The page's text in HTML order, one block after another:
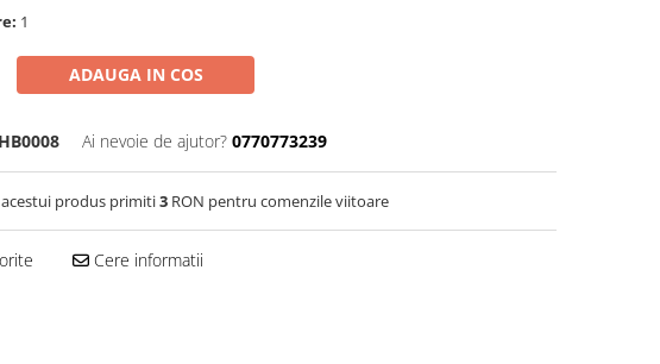
1
ADAUGA IN COS
Ai nevoie de ajutor? 0770773239
produs primiti3 RON pentru comenzile viitoare
Cere informatii